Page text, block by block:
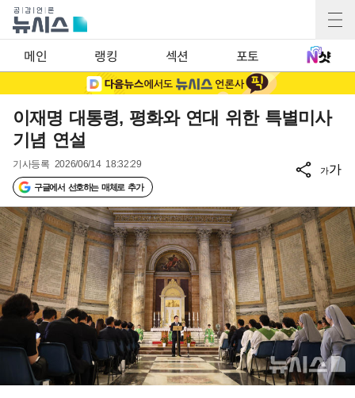
메인 랭킹 섹션 포토
이재명 대통령, 평화와 연대 위한 특별미사
기념 연설
기사등록 2026/06/14 18:32:29
구글에서 선호하는 매체로 추가
가가